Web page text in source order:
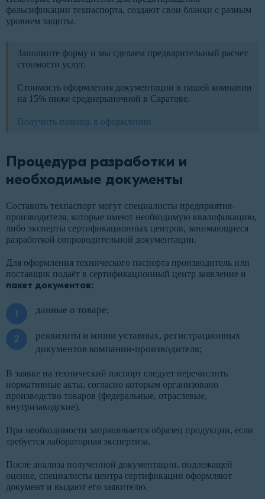
фальсификации техпаспорта, создают свои бланки с разным
уровнем защиты.
Заполните форму и мы сделаем предварительный расчет
стоимости услуг.
Стоимость оформления документации в нашей компании
на 15% ниже среднерыночной в Саратове.
Получить помощь в оформлении
Процедура разработки и
необходимые документы
Составить техпаспорт могут специалисты предприятия-
производителя, которые имеют необходимую квалификацию,
либо эксперты сертификационных центров, занимающиеся
разработкой сопроводительной документации.
Для оформления технического паспорта производитель или
поставщик подаёт в сертификационный центр заявление и
пакет документов:
данные о товаре;
реквизиты и копии уставных, регистрационных
документов компании-производителя;
В заявке на технический паспорт следует перечислить
нормативные акты, согласно которым организовано
производство товаров (федеральные, отраслевые,
внутризаводские).
При необходимости запрашивается образец продукции, если
требуется лабораторная экспертиза.
После анализа полученной документации, подлежащей
оценке, специалисты центра сертификации оформляют
документ и выдают его заявителю.